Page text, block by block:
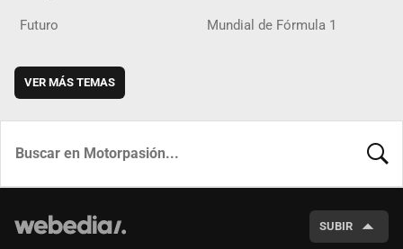
Futuro Mundial de Fórmula 1
VER MÁS TEMAS
SUBIR